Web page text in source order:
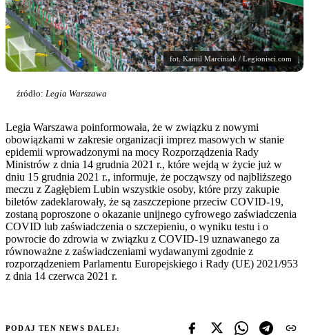
fot. Kamil Marciniak / Legionisci.com
źródło: Legia Warszawa
Legia Warszawa poinformowała, że w związku z nowymi
obowiązkami w zakresie organizacji imprez masowych w stanie
epidemii wprowadzonymi na mocy Rozporządzenia Rady
Ministrów z dnia 14 grudnia 2021 r., które wejdą w życie już w
dniu 15 grudnia 2021 r., informuje, że począwszy od najbliższego
meczu z Zagłębiem Lubin wszystkie osoby, które przy zakupie
biletów zadeklarowały, że są zaszczepione przeciw COVID-19,
zostaną poproszone o okazanie unijnego cyfrowego zaświadczenia
COVID lub zaświadczenia o szczepieniu, o wyniku testu i o
powrocie do zdrowia w związku z COVID-19 uznawanego za
równoważne z zaświadczeniami wydawanymi zgodnie z
rozporządzeniem Parlamentu Europejskiego i Rady (UE) 2021/953
z dnia 14 czerwca 2021 r.
PODAJ TEN NEWS DALEJ: